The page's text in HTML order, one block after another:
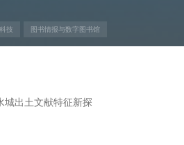
技 图书情报与数字图书馆
城出土文献特征新探